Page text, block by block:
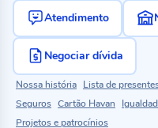
Atendimento
Negociar dívida
Nossa história Lista de
Seguros Cartão Havan
Projetos e patrocínios